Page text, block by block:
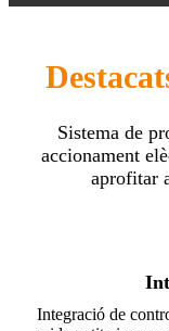
Sistema de
accionament
aprofitar
Integració de